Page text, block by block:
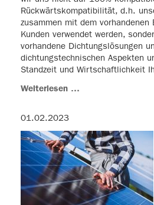
Rückwärtskompatibilität, d.h.
zusammen mit dem vorhandenen
Kunden verwendet werden,
vorhandene Dichtungslösungen
dichtungstechnischen Aspekten
Standzeit und Wirtschaftlichkeit
Weiterlesen …
01.02.2023